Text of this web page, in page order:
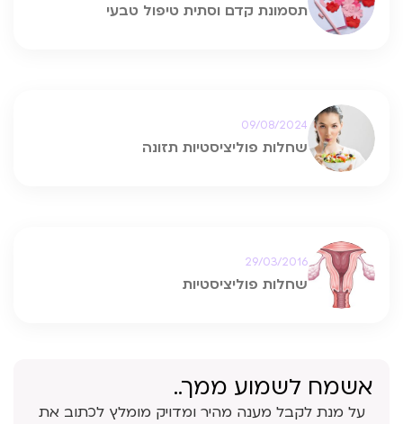
תסמונת קדם וסתית טיפול טבעי
שחלות פוליציסטיות תזונה
09/08/2024
שחלות פוליציסטיות
29/03/2016
אשמח לשמוע ממך..
על מנת לקבל מענה מהיר ומדויק מומלץ לכתוב את